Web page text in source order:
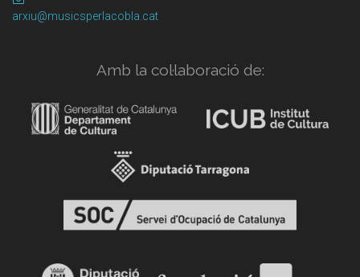
arxiu@musicsperlacobla.cat
Amb la col·laboració de: